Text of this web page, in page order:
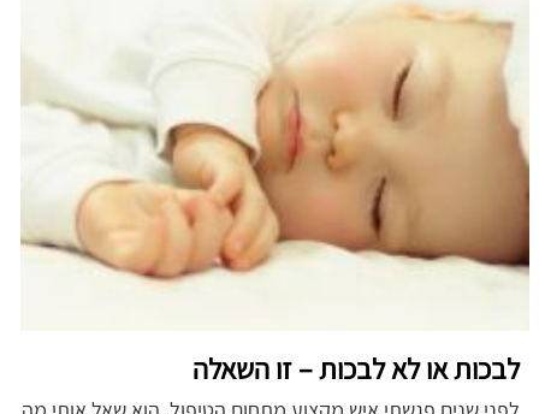
לבכות או לא לבכות – זו השאלה